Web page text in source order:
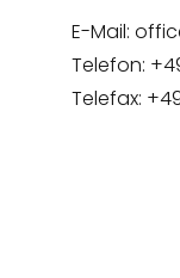
E-Mail:
Telefon:
Telefax: